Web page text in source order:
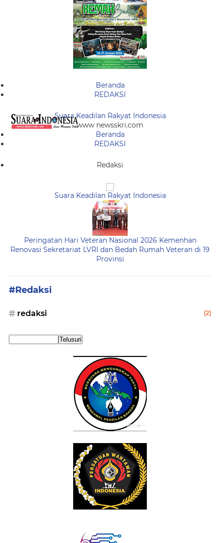
Beranda
REDAKSI
Suara Keadilan Rakyat Indonesia
www newsskri.com
Beranda
REDAKSI
Redaksi
Suara Keadilan Rakyat Indonesia
Peringatan Hari Veteran Nasional 2026 Kemenhan
Renovasi Sekretariat LVRI dan Bedah Rumah Veteran di 19
Provinsi
#Redaksi
redaksi (2)